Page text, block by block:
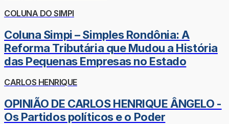
COLUNA DO SIMPI
Coluna Simpi – Simples Rondônia: A
Reforma Tributária que Mudou a História
das Pequenas Empresas no Estado
CARLOS HENRIQUE
OPINIÃO DE CARLOS HENRIQUE ÂNGELO -
Os Partidos políticos e o Poder